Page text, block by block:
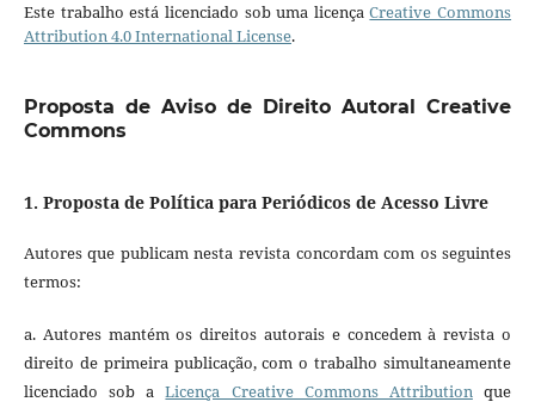
Este trabalho está licenciado sob uma licençaCreative Commons
Attribution 4.0 International License.
Proposta de Aviso de Direito Autoral Creative
Commons
1. Proposta de Política para Periódicos de Acesso Livre
Autores que publicam nesta revista concordam com os seguintes
termos:
a. Autores mantém os direitos autorais e concedem à revista o
direito de primeira publicação, com o trabalho simultaneamente
licenciado sob aLicença Creative Commons Attributionque